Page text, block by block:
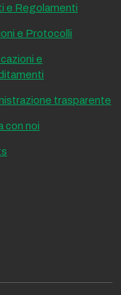
e Regolamenti
e Protocolli
e
trasparente
con noi